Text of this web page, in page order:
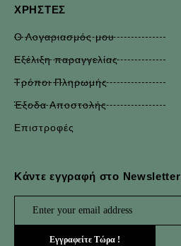
ΧΡΉΣΤΕΣ
Ο Λογαριασμός μου
Εξέλιξη παραγγελίας
Τρόποι Πληρωμής
Έξοδα Αποστολής
Επιστροφές
Κάντε εγγραφή στο Newsletter